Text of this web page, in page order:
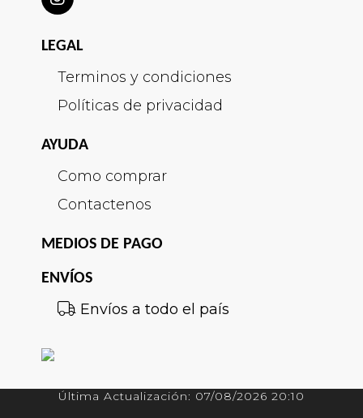
LEGAL
Terminos y condiciones
Políticas de privacidad
AYUDA
Como comprar
Contactenos
MEDIOS DE PAGO
ENVÍOS
Envíos a todo el país
Última Actualización: 07/08/2026 20:10